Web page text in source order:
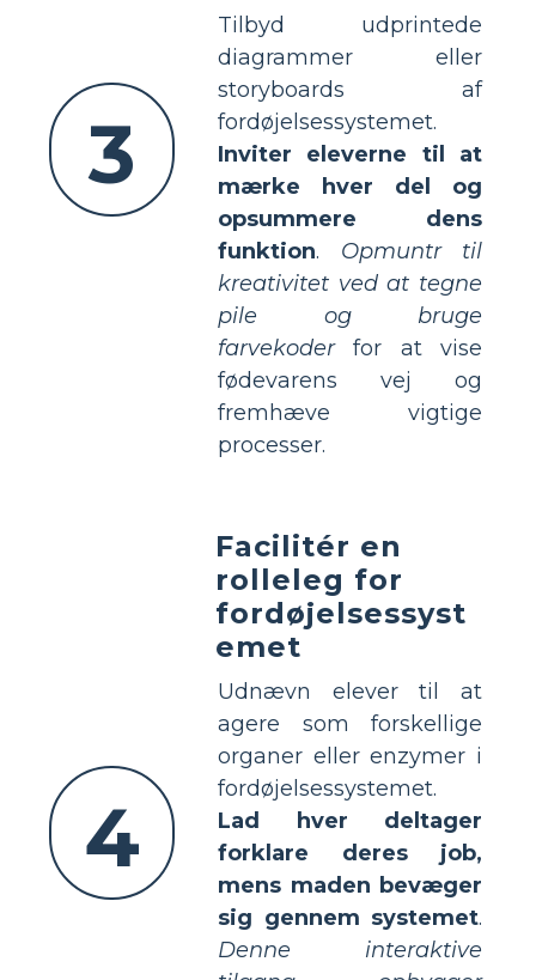
3
Tilbyd udprintede
diagrammer eller
storyboards af
fordøjelsessystemet.
Inviter eleverne til at
mærke hver del og
opsummere dens
funktion. Opmuntr til
kreativitet ved at tegne
pile og bruge
farvekoderfor at vise
fødevarens vej og
fremhæve vigtige
processer.
4
Facilitér en
rolleleg for
fordøjelsessyst
emet
Udnævn elever til at
agere som forskellige
organer eller enzymer i
fordøjelsessystemet.
Lad hver deltager
forklare deres job,
mens maden bevæger
sig gennem systemet.
Denne interaktive